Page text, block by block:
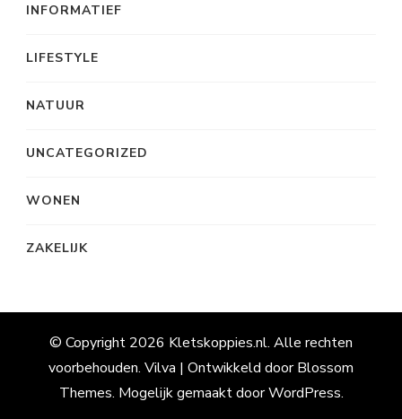
INFORMATIEF
LIFESTYLE
NATUUR
UNCATEGORIZED
WONEN
ZAKELIJK
© Copyright 2026 Kletskoppies.nl. Alle rechten
voorbehouden. Vilva | Ontwikkeld doorBlossom
Themes. Mogelijk gemaakt doorWordPress.